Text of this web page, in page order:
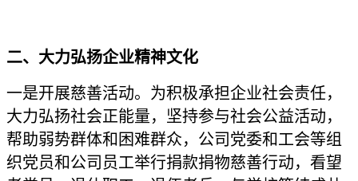
二、 大力弘扬企业精神文化
一是开展慈善活动。为积极承担企业社会责任，
大力弘扬社会正能量，坚持参与社会公益活动，
帮助弱势群体和困难群众，公司党委和工会等组
织党员和公司员工举行捐款捐物慈善行动，看望